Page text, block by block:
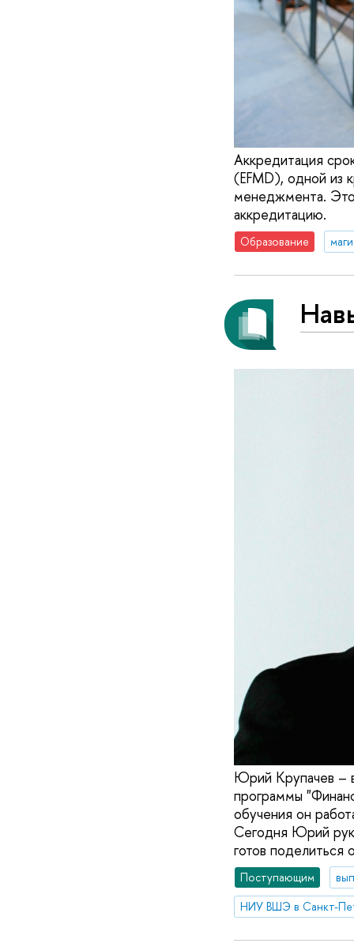
Аккредитация
(EFMD), одной из
менеджмента. Это
аккредитацию.
Образование
Юрий Крупачев –
программы
обучения он
Сегодня Юрий
готов поделиться
Поступающим
НИУ ВШЭ в Санкт-